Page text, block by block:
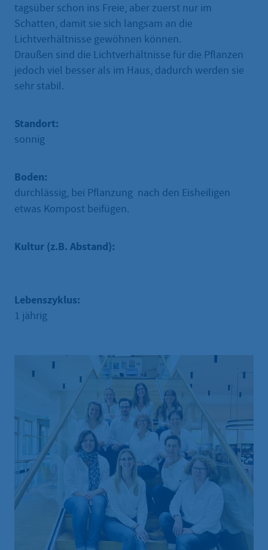
tagsüber schon ins Freie, aber zuerst nur im
Schatten, damit sie sich langsam an die
Lichtverhältnisse gewöhnen können.
Draußen sind die Lichtverhältnisse für die Pflanzen
jedoch viel besser als im Haus, dadurch werden sie
sehr stabil.
Standort:
sonnig
Boden:
durchlässig, bei Pflanzung nach den Eisheiligen
etwas Kompost beifügen.
Kultur (z.B. Abstand):
Lebenszyklus:
1 jährig